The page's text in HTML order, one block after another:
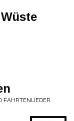
FAHRTENLIEDER